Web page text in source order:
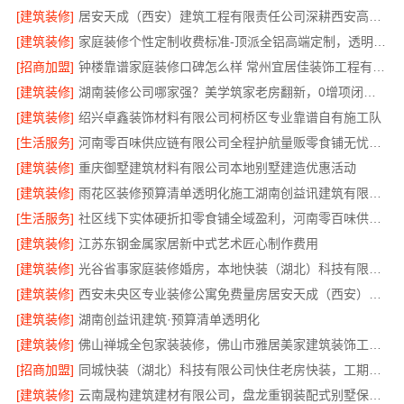
[建筑装修]
[建筑装修]
[招商加盟]
[建筑装修]
[建筑装修] 绍兴卓鑫装饰材料有限公司柯桥区专业靠谱自有施工队
[生活服务]
河南零百味供应链有限公司全程护航量贩零食铺无忧经营
[建筑装修] 重庆御墅建筑材料有限公司本地别墅建造优惠活动
[建筑装修]
[生活服务]
社区线下实体硬折扣零食铺全域盈利，河南零百味供应链有限公司
[建筑装修] 江苏东钢金属家居新中式艺术匠心制作费用
[建筑装修]
[建筑装修]
[建筑装修] 湖南创益讯建筑·预算清单透明化
[建筑装修]
[招商加盟]
[建筑装修]
云南晟构建筑建材有限公司，盘龙重钢装配式别墅保温隔热